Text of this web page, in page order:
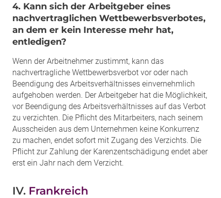
4. Kann sich der Arbeitgeber eines
nachvertraglichen Wettbewerbsverbotes,
an dem er kein Interesse mehr hat,
entledigen?
Wenn der Arbeitnehmer zustimmt, kann das
nachvertragliche Wettbewerbsverbot vor oder nach
Beendigung des Arbeitsverhältnisses einvernehmlich
aufgehoben werden. Der Arbeitgeber hat die Möglichkeit,
vor Beendigung des Arbeitsverhältnisses auf das Verbot
zu verzichten. Die Pflicht des Mitarbeiters, nach seinem
Ausscheiden aus dem Unternehmen keine Konkurrenz
zu machen, endet sofort mit Zugang des Verzichts. Die
Pflicht zur Zahlung der Karenzentschädigung endet aber
erst ein Jahr nach dem Verzicht.
IV. Frankreich